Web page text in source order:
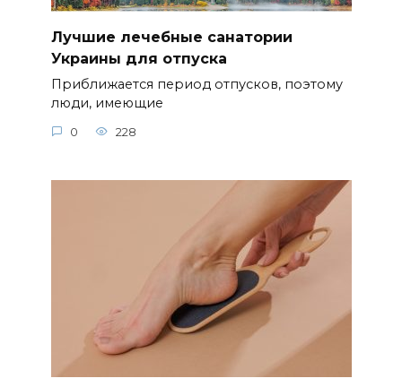
Лучшие лечебные санатории
Украины для отпуска
Приближается период отпусков, поэтому
люди, имеющие
0 228